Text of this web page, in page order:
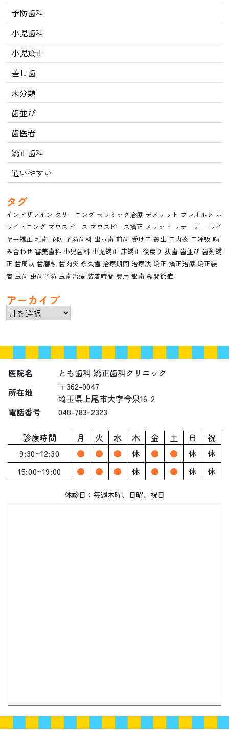
予防歯科
小児歯科
小児矯正
差し歯
未分類
歯並び
歯医者
矯正歯科
通いやすい
タグ
インビザライン クリーニング セラミック治療 デメリット プレオルソ ホ
ワイトニング マウスピース マウスピース矯正 メリット リテーナー ワイ
ヤー矯正 乳歯 予防 予防歯科 出っ歯 前歯 受け口 叢生 口内炎 口呼吸 噛
み合わせ 審美歯科 小児歯科 小児矯正 床矯正 後戻り 抜歯 歯並び 歯列矯
正 歯周病 歯磨き 歯肉炎 永久歯 治療期間 治療法 矯正 矯正治療 矯正装
置 虫歯 虫歯予防 虫歯治療 装着時間 費用 銀歯 顎関節症
アーカイブ
ア
ー
イ
ブ
医院名
とも歯科 矯正歯科クリニック
所在地
〒362-0047
埼玉県上尾市大字今泉16-2
電話番号
048-783ｰ2323
診療時間 月 火 水 木 金 土 日
祝
9:30~12:30
● ● ● 休 ● ● 休
休
15:00~19:00
● ● ● 休 ● ● 休 休
休診日：毎週木曜、 日曜、祝日